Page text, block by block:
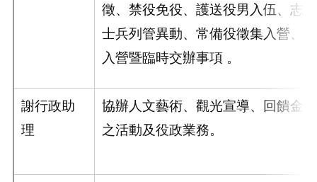
徵、禁役免役、護送役男入伍、志
士兵列管異動、常備役徵集入營、
入營暨臨時交辦事項 。
謝行政助
理
協辦人文藝術、觀光宣導、回饋金
之活動及役政業務。